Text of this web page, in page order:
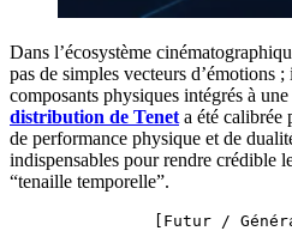
Dans l’écosystème
pas de simples vecteurs d’émotions
composants physiques intégrés à
distribution de Tenet a été calibrée
de performance physique et de
indispensables pour rendre crédible
“tenaille temporelle”.
[Futur /